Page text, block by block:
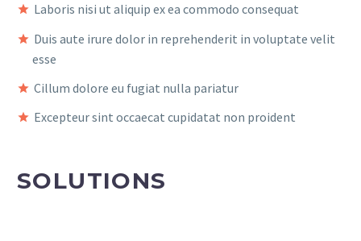
Laboris nisi ut aliquip ex ea commodo consequat
Duis aute irure dolor in reprehenderit in voluptate velit
esse
Cillum dolore eu fugiat nulla pariatur
Excepteur sint occaecat cupidatat non proident
SOLUTIONS